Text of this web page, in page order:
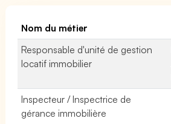
Nom du métier
Responsable d'unité de gestion
locatif immobilier
Inspecteur / Inspectrice de
gérance immobilière